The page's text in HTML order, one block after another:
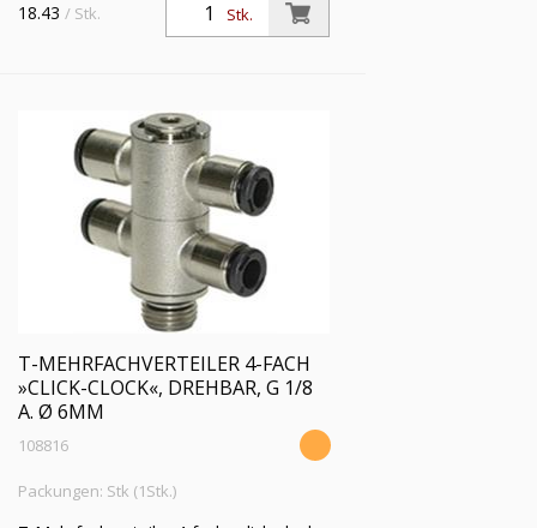
Stk.
18.43 / Stk.
T-MEHRFACHVERTEILER 4-FACH
»CLICK-CLOCK«, DREHBAR, G 1/8
A. Ø 6MM
108816
Packungen: Stk (1Stk.)